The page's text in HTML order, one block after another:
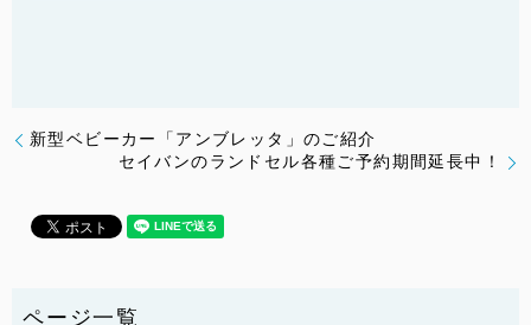
新型ベビーカー「アンブレッタ」のご紹介
セイバンのランドセル各種ご予約期間延長中！